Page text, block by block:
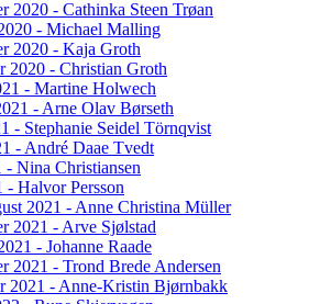
2020 - Cathinka Steen Trøan
- Michael Malling
2020 - Kaja Groth
2020 - Christian Groth
- Martine Holwech
- Arne Olav Børseth
- Stephanie Seidel Törnqvist
- André Daae Tvedt
- Nina Christiansen
- Halvor Persson
2021 - Anne Christina Müller
2021 - Arve Sjølstad
- Johanne Raade
2021 - Trond Brede Andersen
2021 - Anne-Kristin Bjørnbakk